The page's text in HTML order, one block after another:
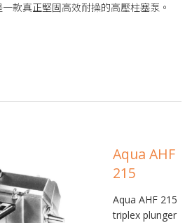
款真正堅固高效耐操的高壓柱塞泵。
Aqua AHF
215
Aqua AHF 215
triplex plunger